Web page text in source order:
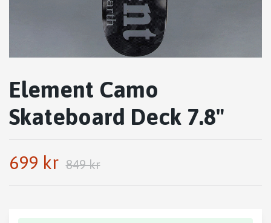
Element Camo
Skateboard Deck 7.8"
699 kr 849 kr